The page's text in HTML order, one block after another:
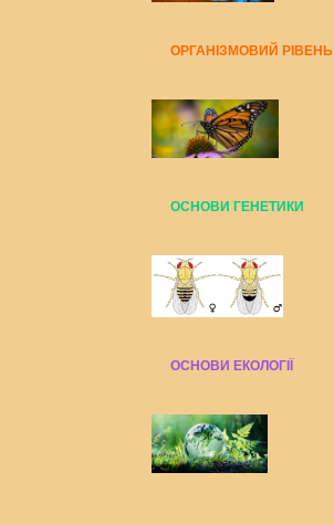
ОРГАНІЗМОВИЙ РІВЕНЬ
ОСНОВИ ГЕНЕТИКИ
ОСНОВИ ЕКОЛОГІЇ